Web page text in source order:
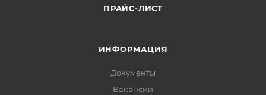
ПРАЙС-ЛИСТ
ИНФОРМАЦИЯ
Документы
Вакансии